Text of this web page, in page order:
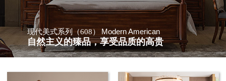
现代美式系列（608） Modern American
自然主义的臻品，享受品质的高贵